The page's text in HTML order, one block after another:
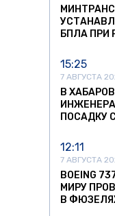
БПЛА ПРИ
15:25
7 АВГУСТА
В
ПОСАДКУ
12:11
7 АВГУСТА
BOEING
МИРУ
В